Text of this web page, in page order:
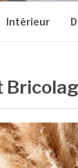
Intérieur